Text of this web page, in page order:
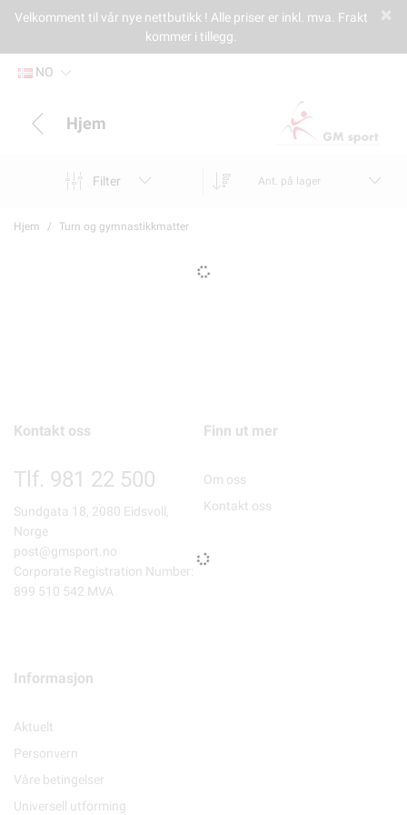
Velkomment til vår nye nettbutikk ! Alle priser er inkl. mva. Frakt
kommer i tillegg.
NO
Hjem
Filter Ant. på lager
Hjem Turn og gymnastikkmatter
Kontakt oss
Tlf. 981 22 500
Sundgata 18, 2080 Eidsvoll,
Norge
post@gmsport.no
Corporate Registration Number:
899 510 542 MVA
Finn ut mer
Om oss
Kontakt oss
Informasjon
Aktuelt
Personvern
Våre betingelser
Universell utforming